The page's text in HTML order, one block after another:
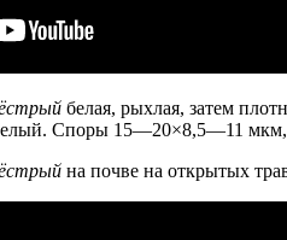
белая, рыхлая, затем
Споры 15—20×8,5—11 мкм,
на почве на открытых